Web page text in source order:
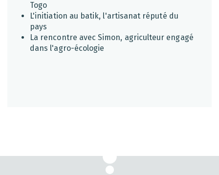
Togo
L'initiation au batik, l'artisanat réputé du
pays
La rencontre avec Simon, agriculteur engagé
dans l'agro-écologie